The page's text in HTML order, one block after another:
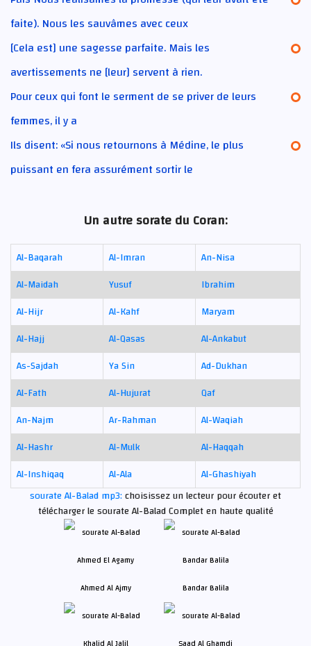
faite). Nous les sauvâmes avec ceux
[Cela est] une sagesse parfaite. Mais les
avertissements ne [leur] servent à rien.
Pour ceux qui font le serment de se priver de leurs
femmes, il y a
Ils disent: «Si nous retournons à Médine, le plus
puissant en fera assurément sortir le
Un autre sorate du Coran:
Al-Baqarah Al-Imran
An-Nisa
Al-Maidah
Yusuf
Ibrahim
Al-Hijr
Al-Kahf
Maryam
Al-Hajj
Al-Qasas
Al-Ankabut
As-Sajdah
Ya Sin
Ad-Dukhan
Al-Fath
Al-Hujurat
Qaf
An-Najm
Ar-Rahman
Al-Waqiah
Al-Hashr
Al-Mulk
Al-Haqqah
Al-Inshiqaq
Al-Ala
Al-Ghashiyah
sourate Al-Balad mp3:choisissez un lecteur pour écouter et
télécharger le sourate Al-Balad Complet en haute qualité
Ahmed Al Ajmy Bandar Balila